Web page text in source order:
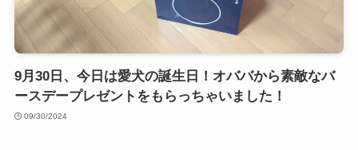
9月30日、今日は愛犬の誕生日！オババから素敵なバ
ースデープレゼントをもらっちゃいました！
09/30/2024